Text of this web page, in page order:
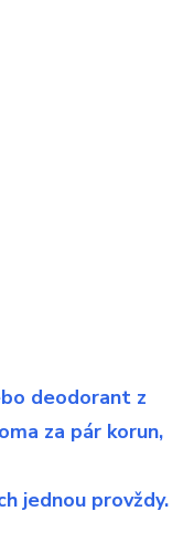
deodorant z
za pár korun,
jednou provždy.